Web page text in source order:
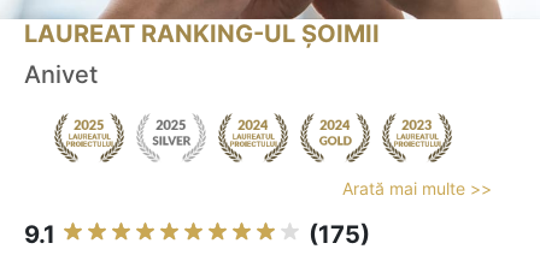
LAUREAT RANKING-UL ȘOIMII
Anivet
Arată mai multe >>
9.1 (175)